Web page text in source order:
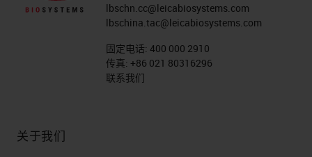
lbschn.cc@leicabiosystems.com
lbschina.tac@leicabiosystems.com
固定电话: 400 000 2910
传真: +86 021 80316296
联系我们
关于我们